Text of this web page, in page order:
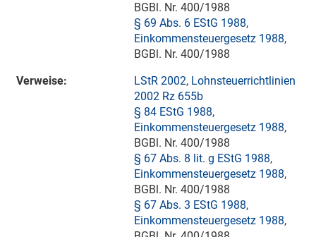
BGBl. Nr. 400/1988
§ 69 Abs. 6 EStG 1988,
Einkommensteuergesetz 1988,
BGBl. Nr. 400/1988
Verweise:
LStR 2002, Lohnsteuerrichtlinien
2002 Rz 655b
§ 84 EStG 1988,
Einkommensteuergesetz 1988,
BGBl. Nr. 400/1988
§ 67 Abs. 8 lit. g EStG 1988,
Einkommensteuergesetz 1988,
BGBl. Nr. 400/1988
§ 67 Abs. 3 EStG 1988,
Einkommensteuergesetz 1988,